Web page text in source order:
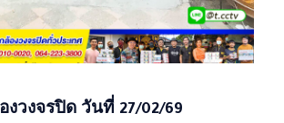
งวงจรปิด วันที่ 27/02/69